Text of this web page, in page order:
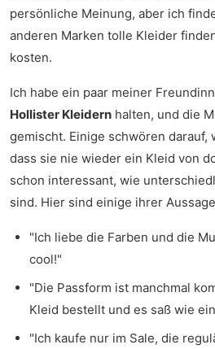
persönliche Meinung, aber ich
anderen Marken tolle Kleider
kosten.
Ich habe ein paar meiner
Hollister Kleidern halten, und die
gemischt. Einige schwören darauf,
dass sie nie wieder ein Kleid von
schon interessant, wie
sind. Hier sind einige ihrer
"Ich liebe die Farben und die
cool!"
"Die Passform ist manchmal
Kleid bestellt und es saß wie
"Ich kaufe nur im Sale, die